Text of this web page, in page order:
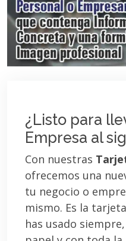
¿Listo para
Empresa al
Con nuestras
ofrecemos una
tu negocio o
mismo. Es la
has usado